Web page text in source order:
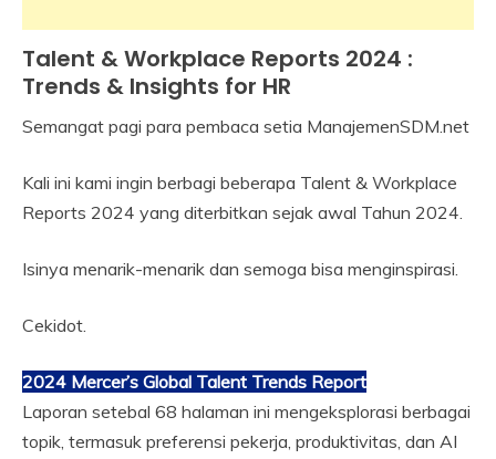
Industrial
Relation
Talent & Workplace Reports 2024 :
Trends & Insights for HR
2024
Semangat pagi para pembaca setia ManajemenSDM.net
Kali ini kami ingin berbagi beberapa Talent & Workplace
Reports 2024 yang diterbitkan sejak awal Tahun 2024.
Isinya menarik-menarik dan semoga bisa menginspirasi.
Cekidot.
2024 Mercer’s Global Talent Trends Report
Laporan setebal 68 halaman ini mengeksplorasi berbagai
topik, termasuk preferensi pekerja, produktivitas, dan AI